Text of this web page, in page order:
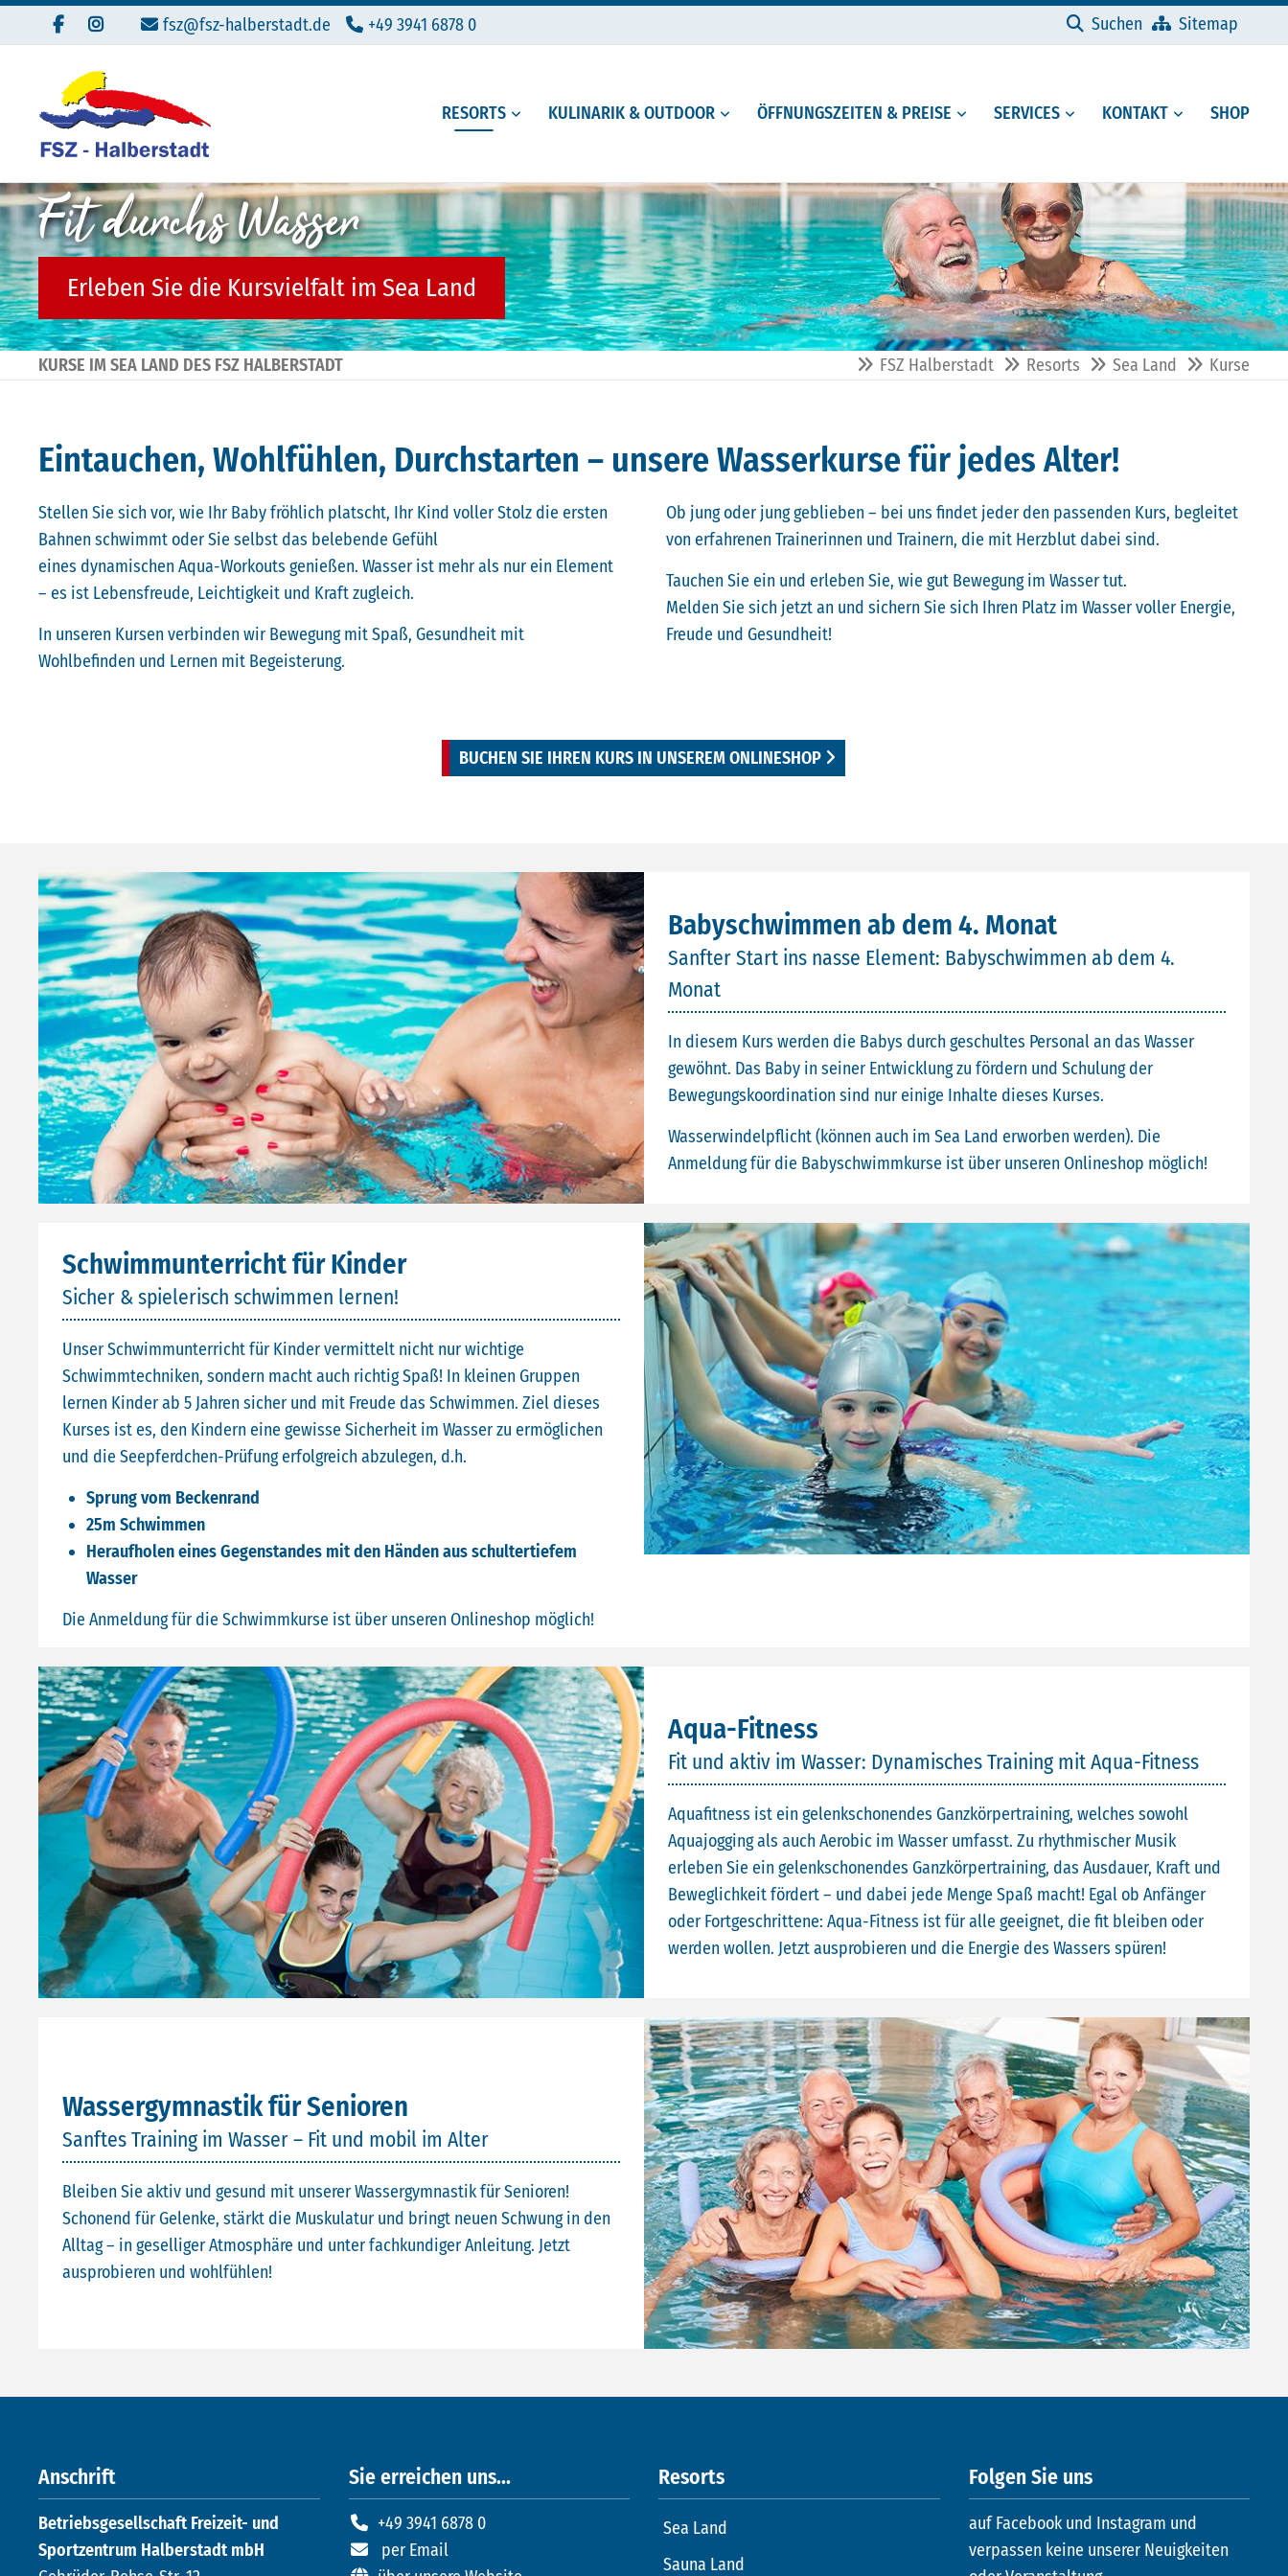
fsz@fsz-halberstadt.de +49 3941 6878 0
Navigation überspringen
Suchen
Sitemap
RESORTS KULINARIK & OUTDOOR ÖFFNUNGSZEITEN & PREISE SERVICES KONTAKT SHOP
Fit durchs Wasser
Erleben Sie die Kursvielfalt im Sea Land
KURSE IM SEA LAND DES FSZ HALBERSTADT FSZ Halberstadt Resorts Sea Land Kurse
Eintauchen, Wohlfühlen, Durchstarten – unsere Wasserkurse für jedes Alter!
Stellen Sie sich vor, wie Ihr Baby fröhlich platscht, Ihr Kind voller Stolz die ersten
Bahnen schwimmt oder Sie selbst das belebende Gefühl
eines dynamischen Aqua-Workouts genießen. Wasser ist mehr als nur ein Element
– es ist Lebensfreude, Leichtigkeit und Kraft zugleich.
In unseren Kursen verbinden wir Bewegung mit Spaß, Gesundheit mit
Wohlbefinden und Lernen mit Begeisterung.
Ob jung oder jung geblieben – bei uns findet jeder den passenden Kurs, begleitet
von erfahrenen Trainerinnen und Trainern, die mit Herzblut dabei sind.
Tauchen Sie ein und erleben Sie, wie gut Bewegung im Wasser tut.
Melden Sie sich jetzt an und sichern Sie sich Ihren Platz im Wasser voller Energie,
Freude und Gesundheit!
BUCHEN SIE IHREN KURS IN UNSEREM ONLINESHOP
Babyschwimmen ab dem 4. Monat
Sanfter Start ins nasse Element: Babyschwimmen ab dem 4.
Monat
In diesem Kurs werden die Babys durch geschultes Personal an das Wasser
gewöhnt. Das Baby in seiner Entwicklung zu fördern und Schulung der
Bewegungskoordination sind nur einige Inhalte dieses Kurses.
Wasserwindelpflicht (können auch im Sea Land erworben werden). Die
Anmeldung für die Babyschwimmkurse ist über unseren Onlineshop möglich!
Schwimmunterricht für Kinder
Sicher & spielerisch schwimmen lernen!
Unser Schwimmunterricht für Kinder vermittelt nicht nur wichtige
Schwimmtechniken, sondern macht auch richtig Spaß! In kleinen Gruppen
lernen Kinder ab 5 Jahren sicher und mit Freude das Schwimmen. Ziel dieses
Kurses ist es, den Kindern eine gewisse Sicherheit im Wasser zu ermöglichen
und die Seepferdchen-Prüfung erfolgreich abzulegen, d.h.
Sprung vom Beckenrand
25m Schwimmen
Heraufholen eines Gegenstandes mit den Händen aus schultertiefem
Wasser
Die Anmeldung für die Schwimmkurse ist über unseren Onlineshop möglich!
Aqua-Fitness
Fit und aktiv im Wasser: Dynamisches Training mit Aqua-Fitness
Aquafitness ist ein gelenkschonendes Ganzkörpertraining, welches sowohl
Aquajogging als auch Aerobic im Wasser umfasst. Zu rhythmischer Musik
erleben Sie ein gelenkschonendes Ganzkörpertraining, das Ausdauer, Kraft und
Beweglichkeit fördert – und dabei jede Menge Spaß macht! Egal ob Anfänger
oder Fortgeschrittene: Aqua-Fitness ist für alle geeignet, die fit bleiben oder
werden wollen. Jetzt ausprobieren und die Energie des Wassers spüren!
Wassergymnastik für Senioren
Sanftes Training im Wasser – Fit und mobil im Alter
Bleiben Sie aktiv und gesund mit unserer Wassergymnastik für Senioren!
Schonend für Gelenke, stärkt die Muskulatur und bringt neuen Schwung in den
Alltag – in geselliger Atmosphäre und unter fachkundiger Anleitung. Jetzt
ausprobieren und wohlfühlen!
Anschrift
Betriebsgesellschaft Freizeit- und
Sportzentrum Halberstadt mbH
Sie erreichen uns...
+49 3941 6878 0
per Email
Resorts
Sea Land
Sauna Land
Folgen Sie uns
auf Facebook und Instagram und
verpassen keine unserer Neuigkeiten